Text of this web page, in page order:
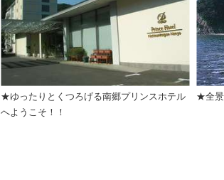
★ゆったりとくつろげる南郷プリンスホテル
へようこそ！！
★全景